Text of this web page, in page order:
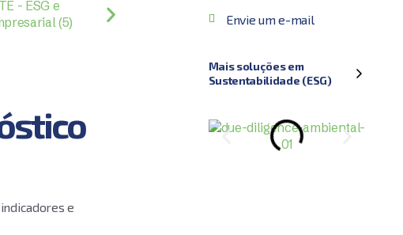
e
Envie um e-mail
Mais soluções em
Sustentabilidade (ESG)